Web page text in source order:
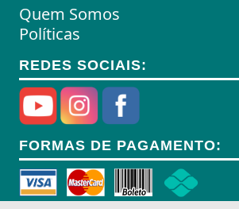
Aplicadores de Brincos
Apoio de Cabeças
Apoios de Braço
Apoios para Pés
Apontadores
Aquecedores
Quem Somos
Políticas
REDES SOCIAIS:
FORMAS DE PAGAMENTO: